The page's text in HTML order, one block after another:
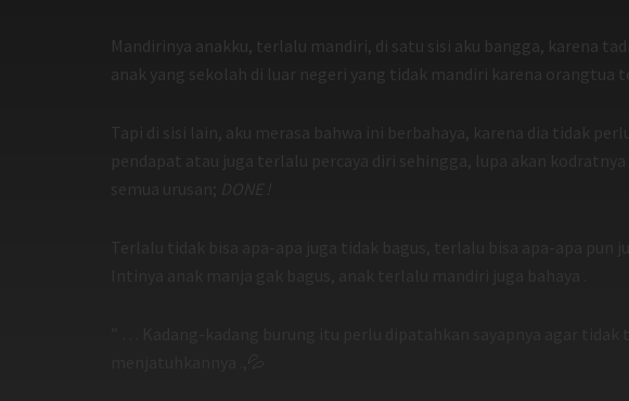
Mandirinya anakku, terlalu mandiri, di satu sisi aku bangga, karena
anak yang sekolah di luar negeri yang tidak mandiri karena orangtua
Tapi di sisi lain, aku merasa bahwa ini berbahaya, karena dia tidak